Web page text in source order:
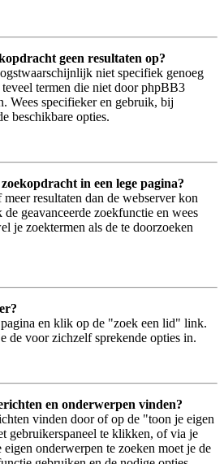
geen resultaten op?
niet specifiek genoeg
termen die niet door phpBB3
Wees specifieker en gebruik, bij
beschikbare opties.
in een lege pagina?
resultaten dan de webserver kon
geavanceerde zoekfunctie en wees
je zoektermen als de te doorzoeken
en klik op de "zoek een lid" link.
de voor zichzelf sprekende opties in.
en onderwerpen vinden?
vinden door of op de "toon je eigen
gebruikerspaneel te klikken, of via je
onderwerpen te zoeken moet je de